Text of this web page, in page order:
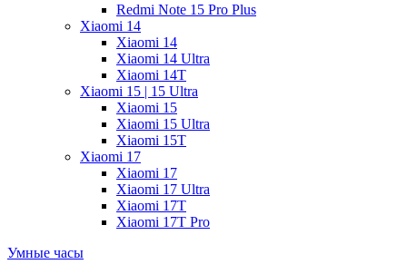
Redmi Note 15 Pro Plus
Xiaomi 14
Xiaomi 14
Xiaomi 14 Ultra
Xiaomi 14T
Xiaomi 15 | 15 Ultra
Xiaomi 15
Xiaomi 15 Ultra
Xiaomi 15T
Xiaomi 17
Xiaomi 17
Xiaomi 17 Ultra
Xiaomi 17T
Xiaomi 17T Pro
Умные часы